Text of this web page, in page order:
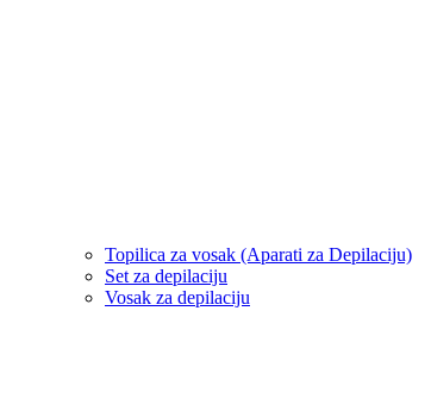
Topilica za vosak (Aparati za Depilaciju)
Set za depilaciju
Vosak za depilaciju